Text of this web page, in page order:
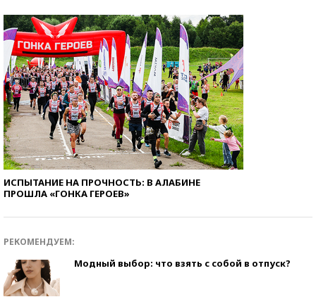
ИСПЫТАНИЕ НА ПРОЧНОСТЬ: В АЛАБИНЕ
ПРОШЛА «ГОНКА ГЕРОЕВ»
РЕКОМЕНДУЕМ:
Модный выбор: что взять с собой в отпуск?